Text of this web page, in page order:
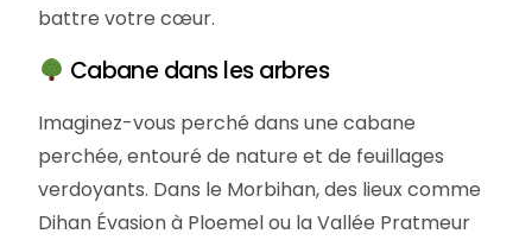
battre votre cœur.
Cabane dans les arbres
Imaginez-vous perché dans une cabane
perchée, entouré de nature et de feuillages
verdoyants. Dans le Morbihan, des lieux comme
Dihan Évasion à Ploemel ou la Vallée Pratmeur